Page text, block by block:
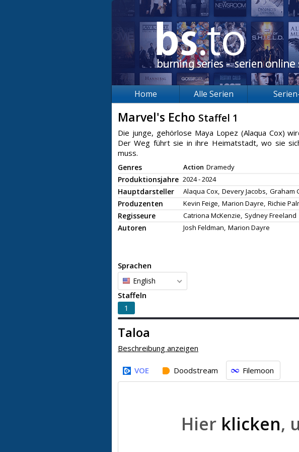
Home Alle Serien
Marvel's Echo Staffel 1
Die junge, gehörlose Maya Lopez (Alaqua Cox)
Der Weg führt sie in ihre Heimatstadt, wo sie
muss.
Genres Action Dramedy
Produktionsjahre 2024 - 2024
Hauptdarsteller Alaqua Cox, Devery Jacobs, Graham
Produzenten Kevin Feige, Marion Dayre, Richie
Regisseure Catriona McKenzie, Sydney Freeland
Autoren Josh Feldman, Marion Dayre
Sprachen
English
Staffeln
1
Taloa
Beschreibung anzeigen
VOE Doodstream Filemoon
Hier klicken,